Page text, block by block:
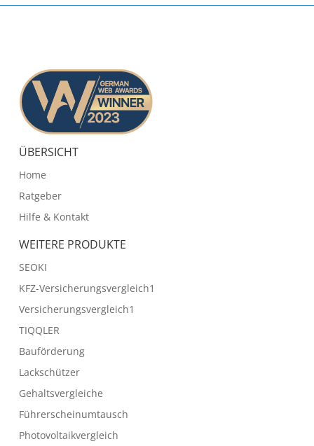
ÜBERSICHT
Home
Ratgeber
Hilfe & Kontakt
WEITERE PRODUKTE
SEOKI
KFZ-Versicherungsvergleich1
Versicherungsvergleich1
TIQQLER
Bauförderung
Lackschützer
Gehaltsvergleiche
Führerscheinumtausch
Photovoltaikvergleich